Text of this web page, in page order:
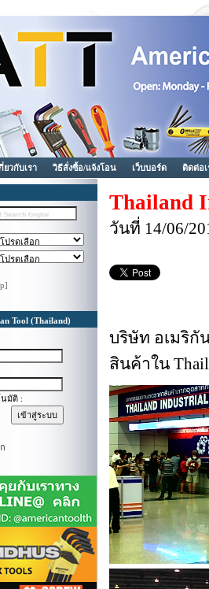
ยวกับเรา วิธีสั่งซื้อ/แจ้งโอน เว็บบอร์ด ติดต่อเ
Tool (Thailand)
นมัติ :
Thailand
วันที่ 14/06/
บริษัท อเมริกั
สินค้าใน